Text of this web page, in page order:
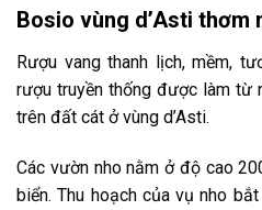
Bosio vùng d’Asti thơm
Rượu vang thanh lịch, mềm,
rượu truyền thống được làm từ
trên đất cát ở vùng d’Asti.
Các vườn nho nằm ở độ cao
biển.Thu hoạch của vụ nho